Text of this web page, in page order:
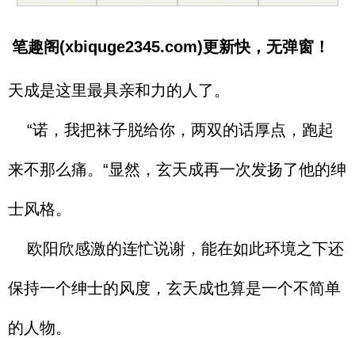
笔趣阁(xbiquge2345.com)更新快，无弹窗！
天成是这里最具亲和力的人了。
“诺，我把袜子脱给你，两双的话厚点，跑起
来不那么痛。“显然，玄天成再一次发扬了他的绅
士风格。
欧阳欣感激的连忙说谢，能在如此环境之下还
保持一个绅士的风度，玄天成也算是一个不简单
的人物。